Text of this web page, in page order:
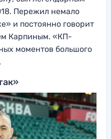
Пережил немало
и постоянно говорит
Карпиным. «КП-
моментов большого